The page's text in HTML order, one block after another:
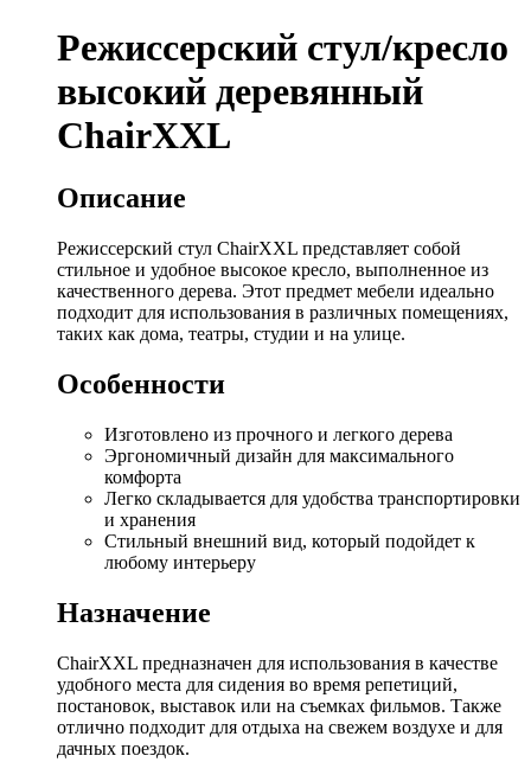
Режиссерский стул/кресло
высокий деревянный
ChairXXL
Описание
Режиссерский стул ChairXXL представляет собой
стильное и удобное высокое кресло, выполненное из
качественного дерева. Этот предмет мебели идеально
подходит для использования в различных помещениях,
таких как дома, театры, студии и на улице.
Особенности
Изготовлено из прочного и легкого дерева
Эргономичный дизайн для максимального
комфорта
Легко складывается для удобства транспортировки
и хранения
Стильный внешний вид, который подойдет к
любому интерьеру
Назначение
ChairXXL предназначен для использования в качестве
удобного места для сидения во время репетиций,
постановок, выставок или на съемках фильмов. Также
отлично подходит для отдыха на свежем воздухе и для
дачных поездок.